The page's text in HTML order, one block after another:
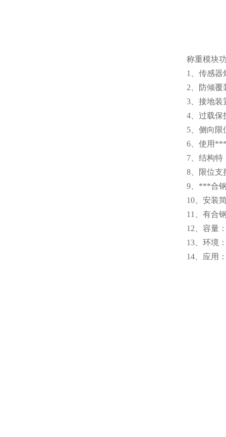
称重模块
1、传感
2、防倾
3、接地
4、过载保
5、侧向限
6、使用
7、结构
8、限位
9、***合
10、安装
11、有合
12、容量
13、环境
14、应用